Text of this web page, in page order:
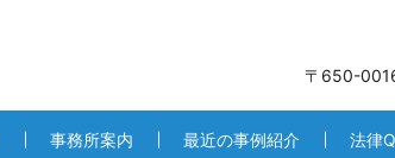
〒650-
事務所案内 最近の事例紹介 法律